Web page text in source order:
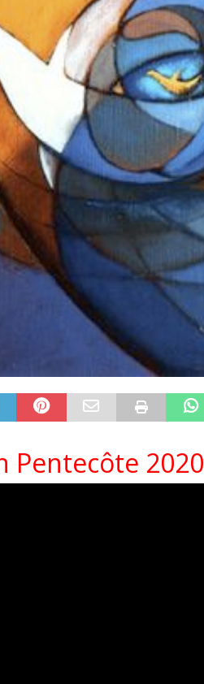
Pentecôte 2020